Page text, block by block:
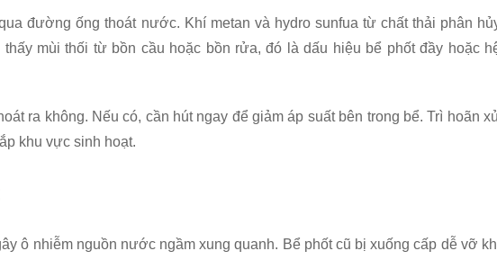
đường ống thoát nước. Khí metan và hydro sunfua từ chất thải phân
mùi thối từ bồn cầu hoặc bồn rửa, đó là dấu hiệu bể phốt đầy hoặc
ra không. Nếu có, cần hút ngay để giảm áp suất bên trong bể. Trì hoãn
khu vực sinh hoạt.
ô nhiễm nguồn nước ngầm xung quanh. Bể phốt cũ bị xuống cấp dễ vỡ